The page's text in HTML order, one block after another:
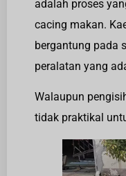
adalah proses
cacing makan.
bergantung pada
peralatan yang
Walaupun
tidak praktikal